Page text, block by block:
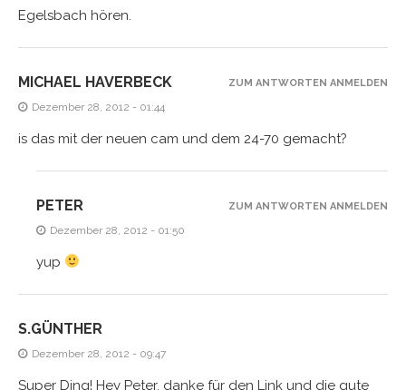
Egelsbach hören.
MICHAEL HAVERBECK
Dezember 28, 2012 - 01:44
is das mit der neuen cam und dem 24-70 gemacht?
ZUM ANTWORTEN ANMELDEN
PETER
Dezember 28, 2012 - 01:50
yup
ZUM ANTWORTEN ANMELDEN
S.GÜNTHER
Dezember 28, 2012 - 09:47
Super Ding! Hey Peter, danke für den Link und die gute